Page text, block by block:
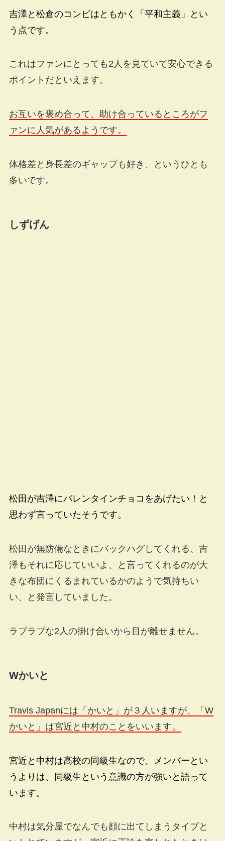
吉澤と松倉のコンビはともかく「平和主義」とい
う点です。
これはファンにとっても2人を見ていて安心できる
ポイントだといえます。
お互いを褒め合って、助け合っているところがフ
ァンに人気があるようです。
体格差と身長差のギャップも好き、というひとも
多いです。
しずげん
松田が吉澤にバレンタインチョコをあげたい！と
思わず言っていたそうです。
松田が無防備なときにバックハグしてくれる、吉
澤もそれに応じていいよ、と言ってくれるのが大
きな布団にくるまれているかのようで気持ちい
い、と発言していました。
ラブラブな2人の掛け合いから目が離せません。
Wかいと
Travis Japanには「かいと」が３人いますが、「W
かいと」は宮近と中村のことをいいます。
宮近と中村は高校の同級生なので、メンバーとい
うよりは、同級生という意識の方が強いと語って
います。
中村は気分屋でなんでも顔に出てしまうタイプと